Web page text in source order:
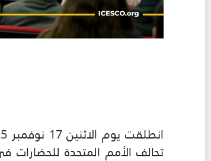
تحالف الأمم المتحدة للحضارات